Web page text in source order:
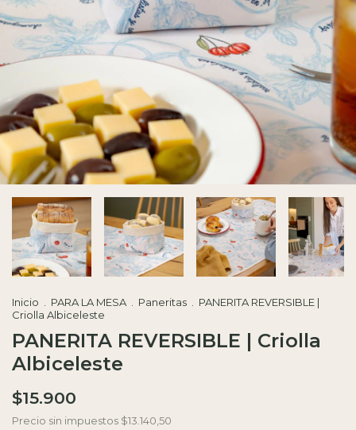
Inicio PARA LA MESA Paneritas
PANERITA REVERSIBLE |
Criolla Albiceleste
PANERITA REVERSIBLE | Criolla
Albiceleste
$15.900
Precio sin impuestos $13.140,50